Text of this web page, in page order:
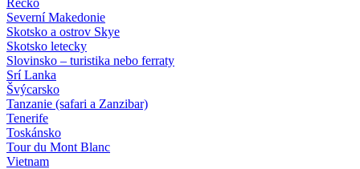
Řecko
Severní Makedonie
Skotsko a ostrov Skye
Skotsko letecky
Slovinsko – turistika nebo ferraty
Srí Lanka
Švýcarsko
Tanzanie (safari a Zanzibar)
Tenerife
Toskánsko
Tour du Mont Blanc
Vietnam